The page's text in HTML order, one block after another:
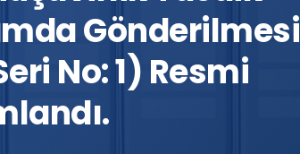
Gönderilmesi
No: 1) Resmi